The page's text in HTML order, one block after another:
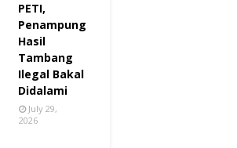
PETI,
Penampung
Hasil
Tambang
Ilegal Bakal
Didalami
July 29,
2026